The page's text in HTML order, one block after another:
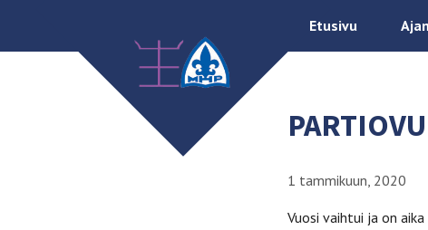
Etusivu
1 tammikuun, 2020
Vuosi vaihtui ja on